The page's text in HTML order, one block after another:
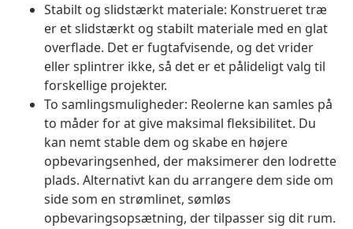
Stabilt og slidstærkt materiale: Konstrueret træ
er et slidstærkt og stabilt materiale med en glat
overflade. Det er fugtafvisende, og det vrider
eller splintrer ikke, så det er et pålideligt valg til
forskellige projekter.
To samlingsmuligheder: Reolerne kan samles på
to måder for at give maksimal fleksibilitet. Du
kan nemt stable dem og skabe en højere
opbevaringsenhed, der maksimerer den lodrette
plads. Alternativt kan du arrangere dem side om
side som en strømlinet, sømløs
opbevaringsopsætning, der tilpasser sig dit rum.